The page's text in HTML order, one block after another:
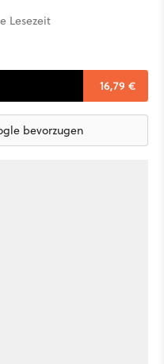
Lesezeit
16,79 €
bevorzugen